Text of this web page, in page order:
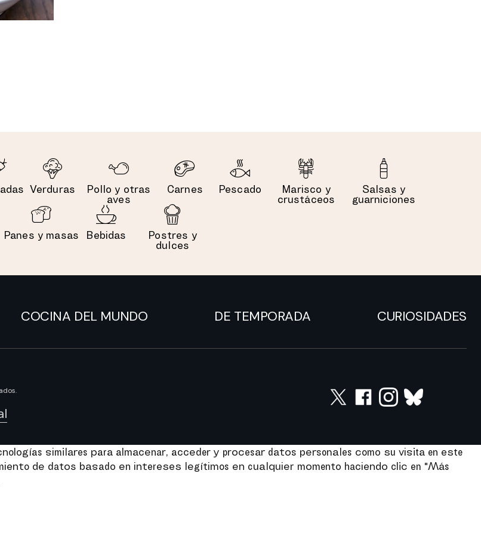
Verduras
Pollo y otras
aves
Carnes Pescado
Marisco y
crustáceos
Salsas y
guarniciones
Panes y masas Bebidas
Postres y
dulces
COCINA DEL MUNDO DE TEMPORADA CURIOSIDADES
similares para almacenar, acceder y procesar datos personales como su visita en este
de datos basado en intereses legítimos en cualquier momento haciendo clic en "Más